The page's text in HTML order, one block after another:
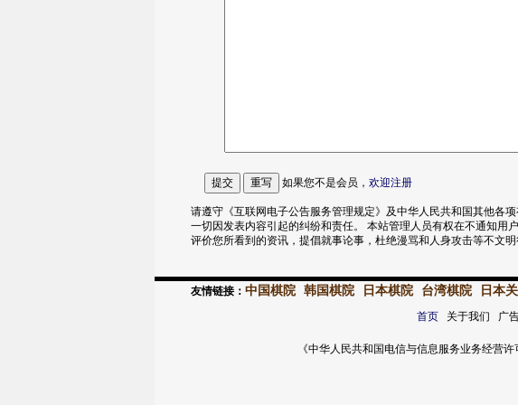
如果您不是会员， 欢迎注册
请遵守《互联网电子公告服务管理规定》及中华人民共和国其他各
一切因发表内容引起的纠纷和责任。 本站管理人员有权在不通知用
评价您所看到的资讯，提倡就事论事，杜绝漫骂和人身攻击等不文明
友情链接： 中国棋院 韩国棋院 日本棋院 台湾棋院 日本
首页关于我们 广
《中华人民共和国电信与信息服务业务经